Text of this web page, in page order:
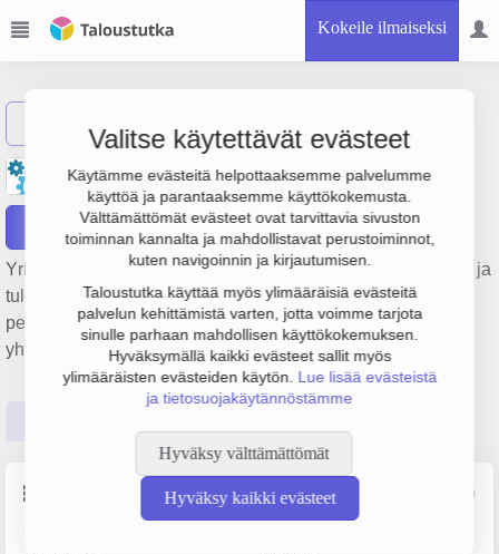
Kokeile ilmaiseksi
Valitse käytettävät evästeet
Käytämme evästeitä helpottaaksemme palvelumme
käyttöä ja parantaaksemme käyttökokemusta.
Välttämättömät evästeet ovat tarvittavia sivuston
toiminnan kannalta ja mahdollistavat perustoiminnot,
kuten navigoinnin ja kirjautumisen.
Taloustutka käyttää myös ylimääräisiä evästeitä
palvelun kehittämistä varten, jotta voimme tarjota
sinulle parhaan mahdollisen käyttökokemuksen.
Hyväksymällä kaikki evästeet sallit myös
ylimääräisten evästeiden käytön. Lue lisää evästeistä
ja tietosuojakäytännöstämme
Hyväksy välttämättömät
Hyväksy kaikki evästeet
Vuo-Kiinteistöpalvelut Oy
Raportit
Yrityksen Vuo-Kiinteistöpalvelut Oy liikevaihto on 6.6 milj. € ja
tulos -937 000 €. Sen päätoimiala on Kiinteistönhoito,
perustamisvuosi 1978 ja sijainti Helsinki. Yrityksen
yhtiömuoto Osakeyhtiö (OY).
Lähde: YTJ, PRH, Traficom